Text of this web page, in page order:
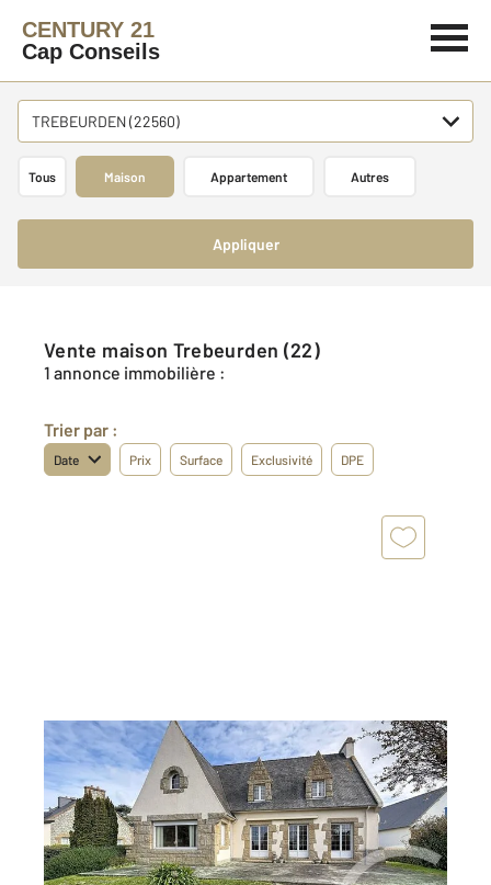
CENTURY 21
Cap Conseils
TREBEURDEN (22560)
Tous Maison Appartement Autres
Appliquer
Vente maison Trebeurden (22)
1 annonce immobilière :
Trier par :
Date Prix Surface Exclusivité DPE
TREBEURDEN 22
200 m2, 6 pièces
Ref : 1461
Maison à vendre
549 900 €